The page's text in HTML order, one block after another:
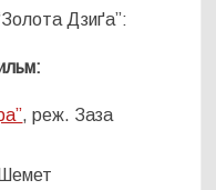
Дзиґа”:
, реж. Заза